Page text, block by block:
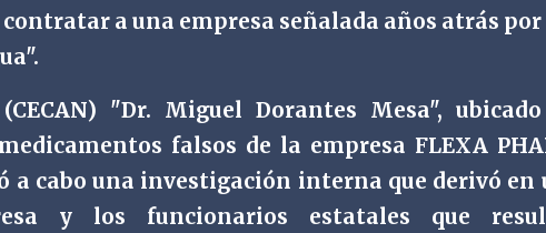
a una empresa señalada años atrás por
"Dr. Miguel Dorantes Mesa",
falsos de la empresa FLEXA
a cabo una investigación interna que derivó en
y los funcionarios estatales que